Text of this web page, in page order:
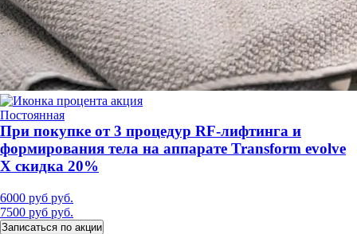
акция
Постоянная
При покупке от 3 процедур RF-лифтинга и
формирования тела на аппарате Transform evolve
X скидка 20%
6000 руб руб.
7500 руб руб.
Записаться по акции